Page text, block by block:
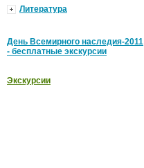
Литература
День Всемирного наследия-2011
- бесплатные экскурсии
Экскурсии